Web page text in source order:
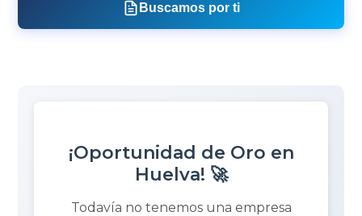
Buscamos por ti
¡Oportunidad de Oro en
Huelva! 🚀
Todavía no tenemos una empresa